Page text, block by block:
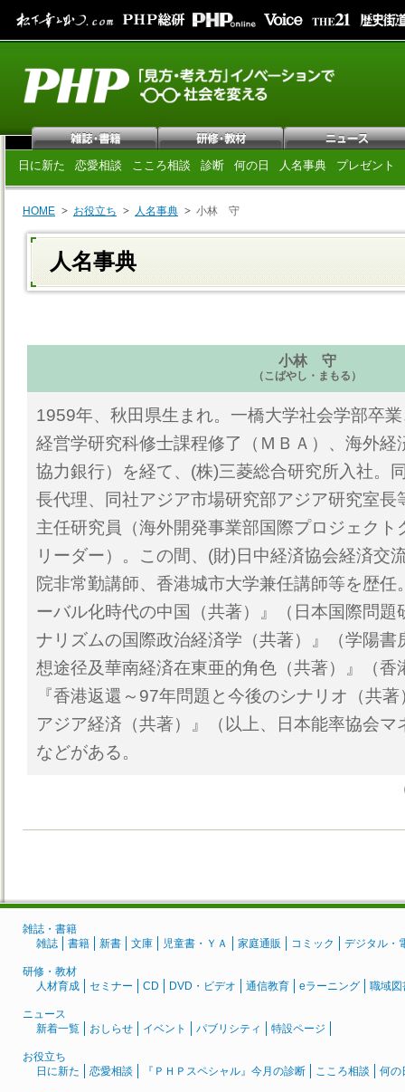
日に新た 恋愛相談 こころ相談 診断 何の日 人名事典 プレゼント
HOME お役立ち 人名事典 小林 守
人名事典
小林 守
（こばやし・まもる）
1959年、秋田県生まれ。一橋大学社会学部卒
経営学研究科修士課程修了（ＭＢＡ）、海外経
協力銀行）を経て、(株)三菱総合研究所入社。
長代理、同社アジア市場研究部アジア研究室長
主任研究員（海外開発事業部国際プロジェクト
リーダー）。この間、(財)日中経済協会経済交
院非常勤講師、香港城市大学兼任講師等を歴任
ーバル化時代の中国（共著）』（日本国際問題
ナリズムの国際政治経済学（共著）』（学陽書
想途径及華南経済在東亜的角色（共著）』（香
『香港返還～97年問題と今後のシナリオ（共
アジア経済（共著）』（以上、日本能率協会マ
などがある。
雑誌・書籍
雑誌
書籍 新書 文庫 児童書・ＹＡ 家庭通販 コミック デジタル・
研修・教材
人材育成
セミナー CD DVD・ビデオ 通信教育 eラーニング 職域図
ニュース
新着一覧
おしらせ イベント パブリシティ 特設ページ
お役立ち
日に新た
恋愛相談 『ＰＨＰスペシャル』今月の診断 こころ相談 何の